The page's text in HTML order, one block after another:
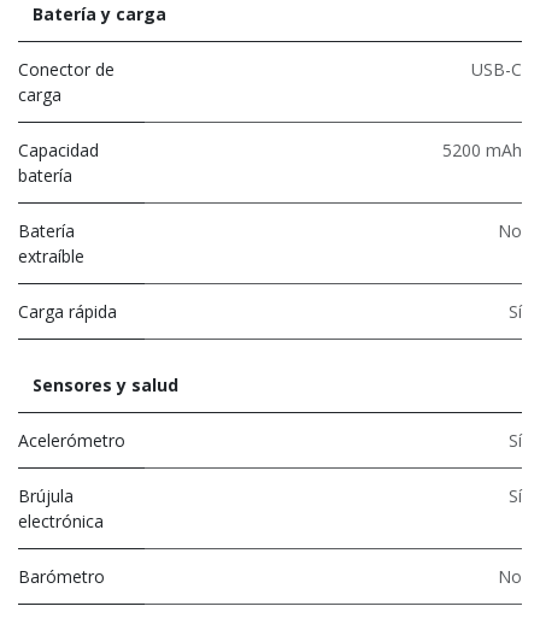
Batería y carga
Conector de
carga
USB-C
Capacidad
batería
5200 mAh
Batería
extraíble
No
Carga rápida Sí
Sensores y salud
Acelerómetro Sí
Brújula
electrónica
Sí
Barómetro No